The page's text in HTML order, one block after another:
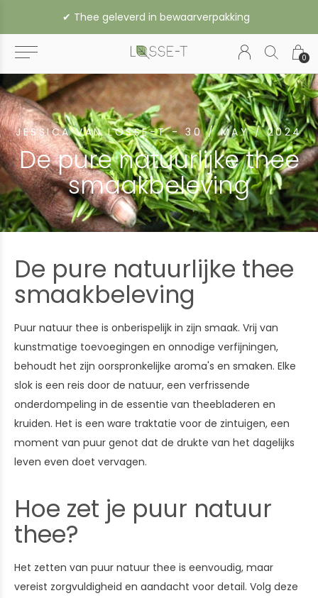
0
✔︎ Thee geleverd in bewaarverpakking
JESSICA VAN LOSSE-T - 30 / MAY / 2024
De pure natuurlijke thee
smaakbeleving
De pure natuurlijke thee
smaakbeleving
Puur natuur thee is onberispelijk in zijn smaak. Vrij van
kunstmatige toevoegingen en onnodige verfijningen,
behoudt het zijn oorspronkelijke aroma's en smaken. Elke
slok is een reis door de natuur, een verfrissende
onderdompeling in de essentie van theebladeren en
kruiden. Het is een ware traktatie voor de zintuigen, een
moment van puur genot dat de drukte van het dagelijks
leven even doet vervagen.
Hoe zet je puur natuur
thee?
Het zetten van puur natuur thee is eenvoudig, maar
vereist zorgvuldigheid en aandacht voor detail. Volg deze